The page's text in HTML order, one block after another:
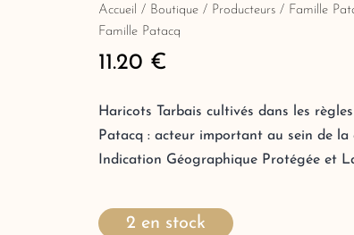
Accueil / Boutique / Producteurs / Famille
Famille Patacq
11.20 €
Haricots Tarbais cultivés dans les
Patacq : acteur important au sein de la
Indication Géographique Protégée et
2 en stock